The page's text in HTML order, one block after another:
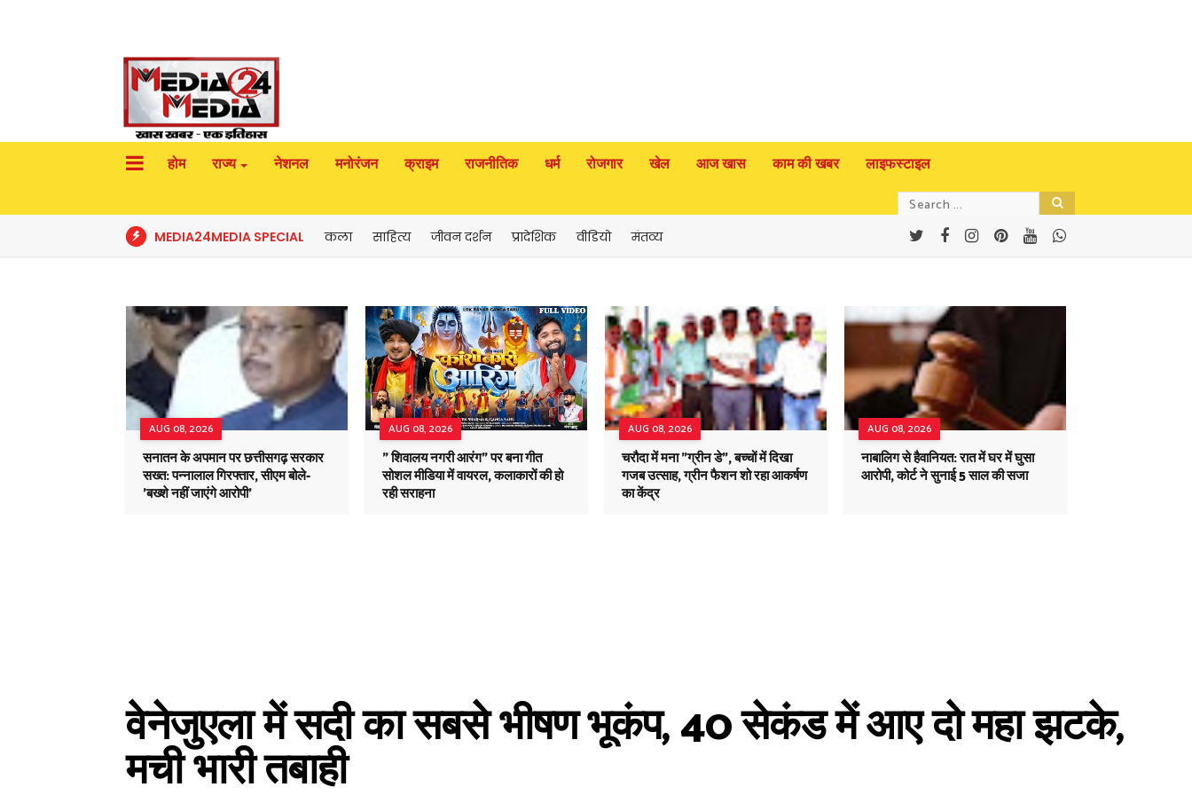
होम राज्य नेशनल मनोरंजन क्राइम राजनीतिक धर्म रोजगार खेल आज खास काम की खबर लाइफस्टाइल
MEDIA24MEDIA SPECIAL कला साहित्य जीवन दर्शन प्रादेशिक वीडियो मंतव्य
AUG 08, 2026
सनातन के अपमान पर छत्तीसगढ़ सरकार
सख्त: पन्नालाल गिरफ्तार, सीएम बोले-
'बख्शे नहीं जाएंगे आरोपी'
AUG 08, 2026
" शिवालय नगरी आरंग" पर बना गीत
सोशल मीडिया में वायरल, कलाकारों की हो
रही सराहना
AUG 08, 2026
चरौदा में मना "ग्रीन डे", बच्चों में दिखा
गजब उत्साह, ग्रीन फैशन शो रहा आकर्षण
का केंद्र
AUG 08, 2026
नाबालिग से हैवानियत: रात में घर में घुसा
आरोपी, कोर्ट ने सुनाई 5 साल की सजा
वेनेजुएला में सदी का सबसे भीषण भूकंप, 40 सेकंड में आए दो महा झटके,
मची भारी तबाही